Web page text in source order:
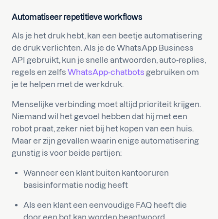
Automatiseer repetitieve workflows
Als je het druk hebt, kan een beetje automatisering
de druk verlichten. Als je de WhatsApp Business
API gebruikt, kun je snelle antwoorden, auto-replies,
regels en zelfs WhatsApp-chatbots gebruiken om
je te helpen met de werkdruk.
Menselijke verbinding moet altijd prioriteit krijgen.
Niemand wil het gevoel hebben dat hij met een
robot praat, zeker niet bij het kopen van een huis.
Maar er zijn gevallen waarin enige automatisering
gunstig is voor beide partijen:
Wanneer een klant buiten kantooruren
basisinformatie nodig heeft
Als een klant een eenvoudige FAQ heeft die
door een bot kan worden beantwoord